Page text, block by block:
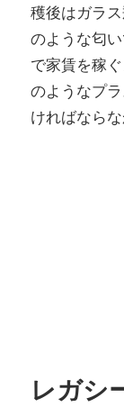
穫後はガラ
のような匂
で家賃を稼
のようなプ
ければなら
レガシ